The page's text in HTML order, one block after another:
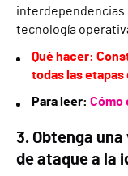
interdependencias
tecnología
Qué hacer:
todas las etapas
Para leer: Cómo
3. Obtenga
de ataque a la